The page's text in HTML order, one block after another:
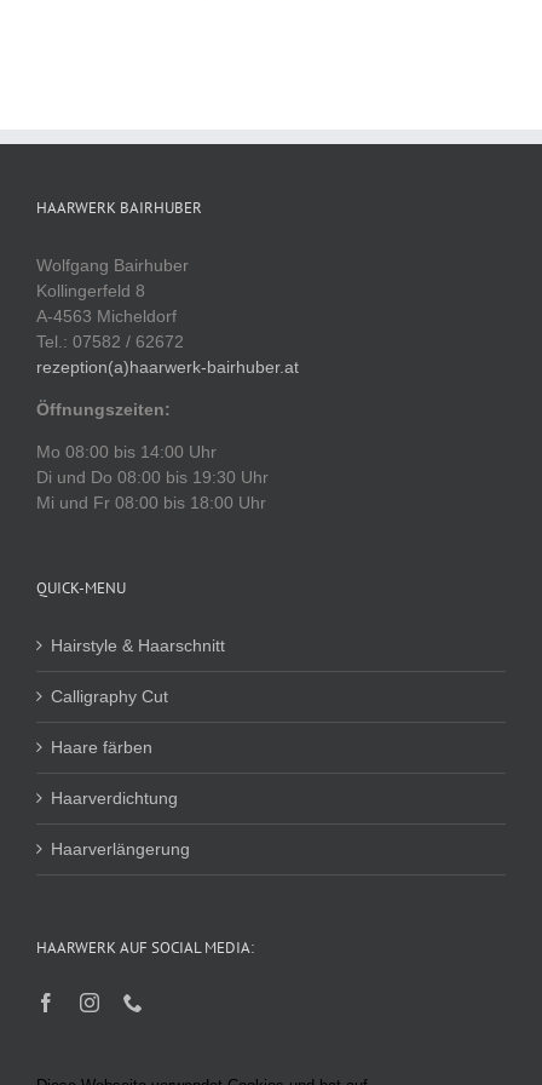
HAARWERK BAIRHUBER
Wolfgang Bairhuber
Kollingerfeld 8
A-4563 Micheldorf
Tel.: 07582 / 62672
rezeption(a)haarwerk-bairhuber.at
Öffnungszeiten:
Mo 08:00 bis 14:00 Uhr
Di und Do 08:00 bis 19:30 Uhr
Mi und Fr 08:00 bis 18:00 Uhr
QUICK-MENU
Hairstyle & Haarschnitt
Calligraphy Cut
Haare färben
Haarverdichtung
Haarverlängerung
HAARWERK AUF SOCIAL MEDIA: